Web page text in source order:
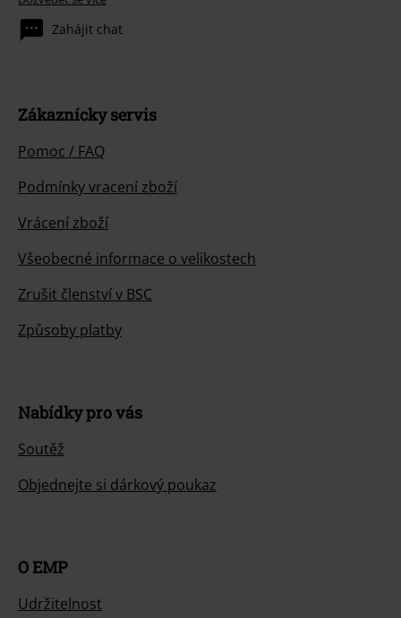
Zahájit chat
Zákaznícky servis
Pomoc / FAQ
Podmínky vracení zboží
Vrácení zboží
Všeobecné informace o velikostech
Zrušit členství v BSC
Způsoby platby
Nabídky pro vás
Soutěž
Objednejte si dárkový poukaz
O EMP
Udržitelnost